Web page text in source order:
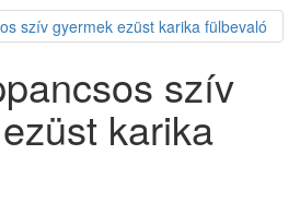
szív
karika